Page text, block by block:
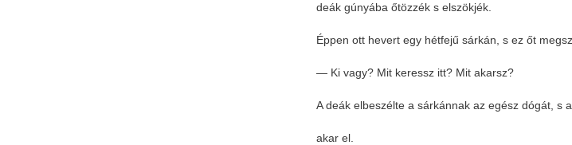
deák gúnyába őtözzék s elszökjék.
Éppen ott hevert egy hétfejű sárkán, s ez őt
— Ki vagy? Mit keressz itt? Mit akarsz?
A deák elbeszélte a sárkánnak az egész dógát, s
akar el.